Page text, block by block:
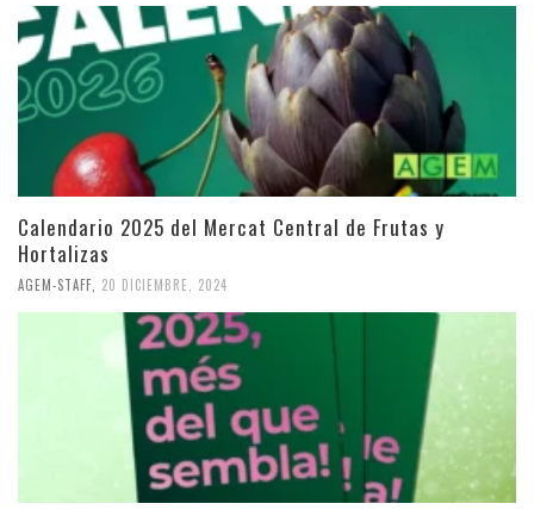
Calendario 2025 del Mercat Central de Frutas y
Hortalizas
AGEM-STAFF 20 DICIEMBRE, 2024